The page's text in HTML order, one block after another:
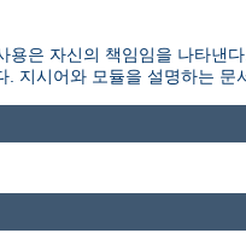
은 자신의 책임임을 나타낸
지시어와 모듈을 설명하는 문